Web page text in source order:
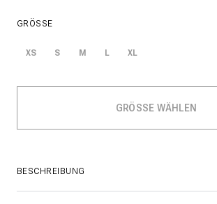
GRÖSSE
XS S M L XL
BESCHREIBUNG